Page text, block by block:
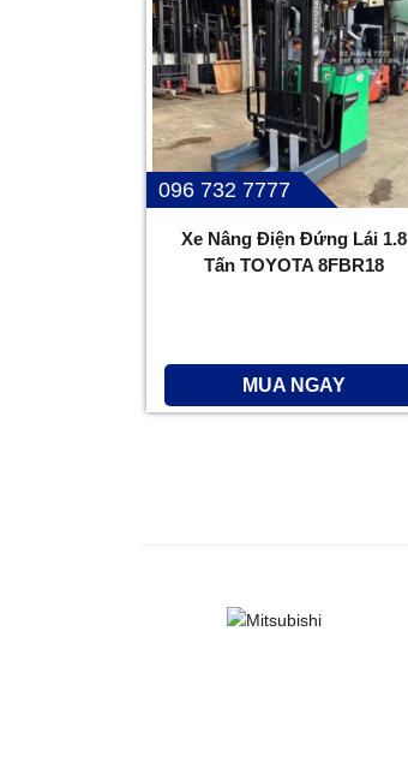
096 732 7777
Xe Nâng Điện Đứng Lái 1.8
Tấn TOYOTA 8FBR18
MUA NGAY